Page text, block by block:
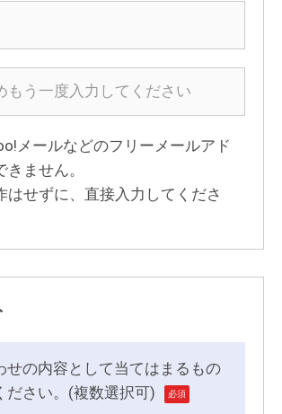
メールなどのフリーメールアド
ません。
はせずに、直接入力してくださ
せの内容として当てはまるもの
ださい。(複数選択可)
必須